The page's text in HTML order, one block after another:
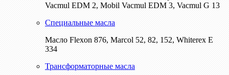
Vacmul EDM 2, Mobil Vacmul EDM 3, Vacmul G 13
Специальные масла
Масло Flexon 876, Marcol 52, 82, 152, Whiterex E
334
Трансформаторные масла